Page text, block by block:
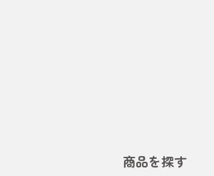
商品を探す